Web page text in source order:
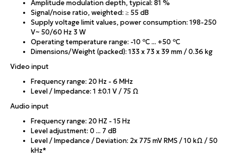
Amplitude modulation depth, typical: 81 %
Signal/noise ratio, weighted: ≥ 55 dB
Supply voltage limit values, power consumption: 198-250
V~ 50/60 Hz 3 W
Operating temperature range: -10 ºC ... +50 ºC
Dimensions/Weight (packed): 133 x 73 x 39 mm / 0.36 kg
Video input
Frequency range: 20 Hz - 6 MHz
Level / Impedance: 1 ±0.1 V / 75 Ω
Audio input
Frequency range: 20 HZ - 15 Hz
Level adjustment: 0 ... 7 dB
Level / Impedance / Deviation: 2x 775 mV RMS / 10 kΩ / 50
kHz*